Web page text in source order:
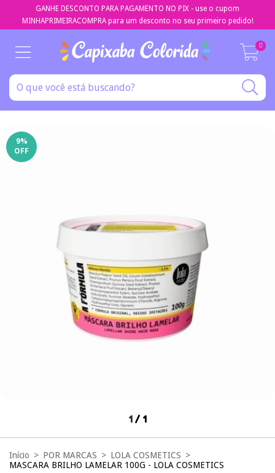
GANHE DESCONTO PARA PAGAMENTO NO PIX - use o cupom
MINHAPRIMEIRACOMPRA para um desconto no seu primeiro pedido!
0
9%
OFF
1 / 1
Início > POR MARCAS > LOLA COSMETICS >
MASCARA BRILHO LAMELAR 100G - LOLA COSMETICS